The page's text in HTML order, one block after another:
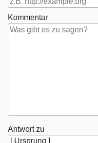
Kommentar
Antwort zu